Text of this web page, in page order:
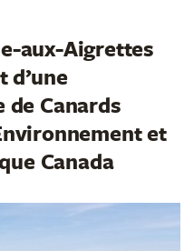
aux-Aigrettes
Canards
et
Canada